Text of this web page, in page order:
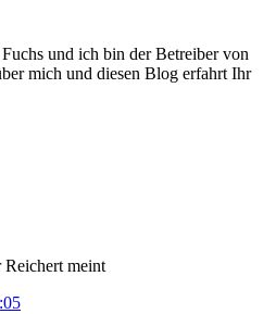
und ich bin der Betreiber von
mich und diesen Blog erfahrt Ihr
Reichert meint